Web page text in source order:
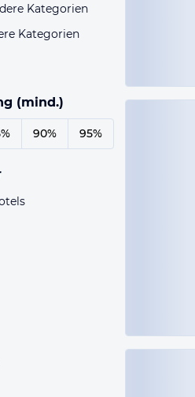
Kategorien
Kategorien
(mind.)
90% 95%